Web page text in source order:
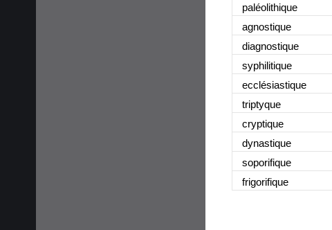
paléolithique
agnostique
diagnostique
syphilitique
ecclésiastique
triptyque
cryptique
dynastique
soporifique
frigorifique